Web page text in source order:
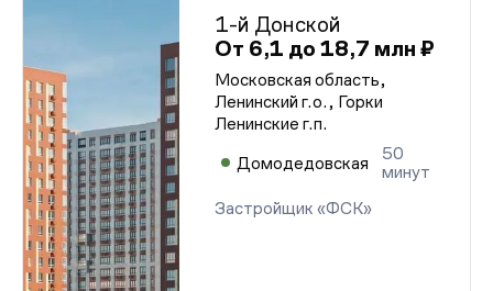
1-й Донской
От 6,1 до 18,7 млн ₽
Московская область,
Ленинский г.о., Горки
Ленинские г.п.
Домодедовская
50
минут
Застройщик «ФСК»